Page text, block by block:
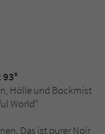
Hölle und Bockmist
World"
Das ist purer Noir